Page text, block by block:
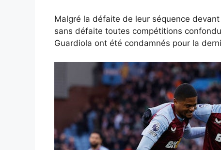
Malgré la défaite de leur séquence
sans défaite toutes compétitions
Guardiola ont été condamnés pour la